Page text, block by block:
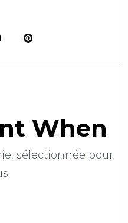
When
sélectionnée pour